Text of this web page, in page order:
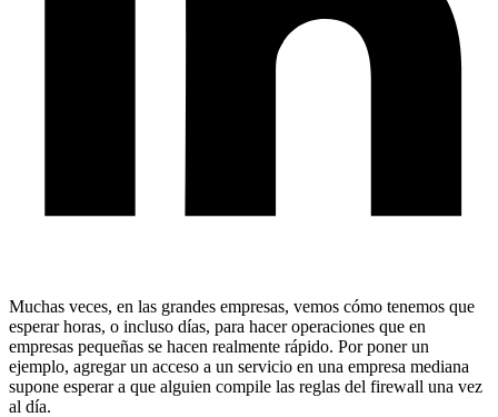
Muchas veces, en las grandes empresas, vemos cómo tenemos que
esperar horas, o incluso días, para hacer operaciones que en
empresas pequeñas se hacen realmente rápido. Por poner un
ejemplo, agregar un acceso a un servicio en una empresa mediana
supone esperar a que alguien compile las reglas del firewall una vez
al día.